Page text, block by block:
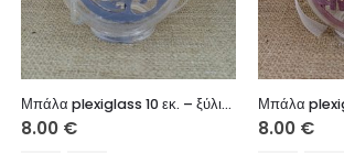
Μπάλα plexiglass 10 εκ. – ξύλινο στοιχείο με όνομα (όνομα επιλογής σας)
8.00 € 8.00 €